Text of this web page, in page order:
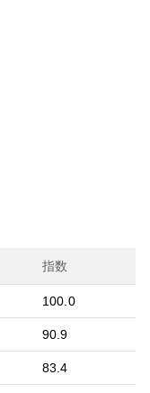
指数
100.0
90.9
83.4